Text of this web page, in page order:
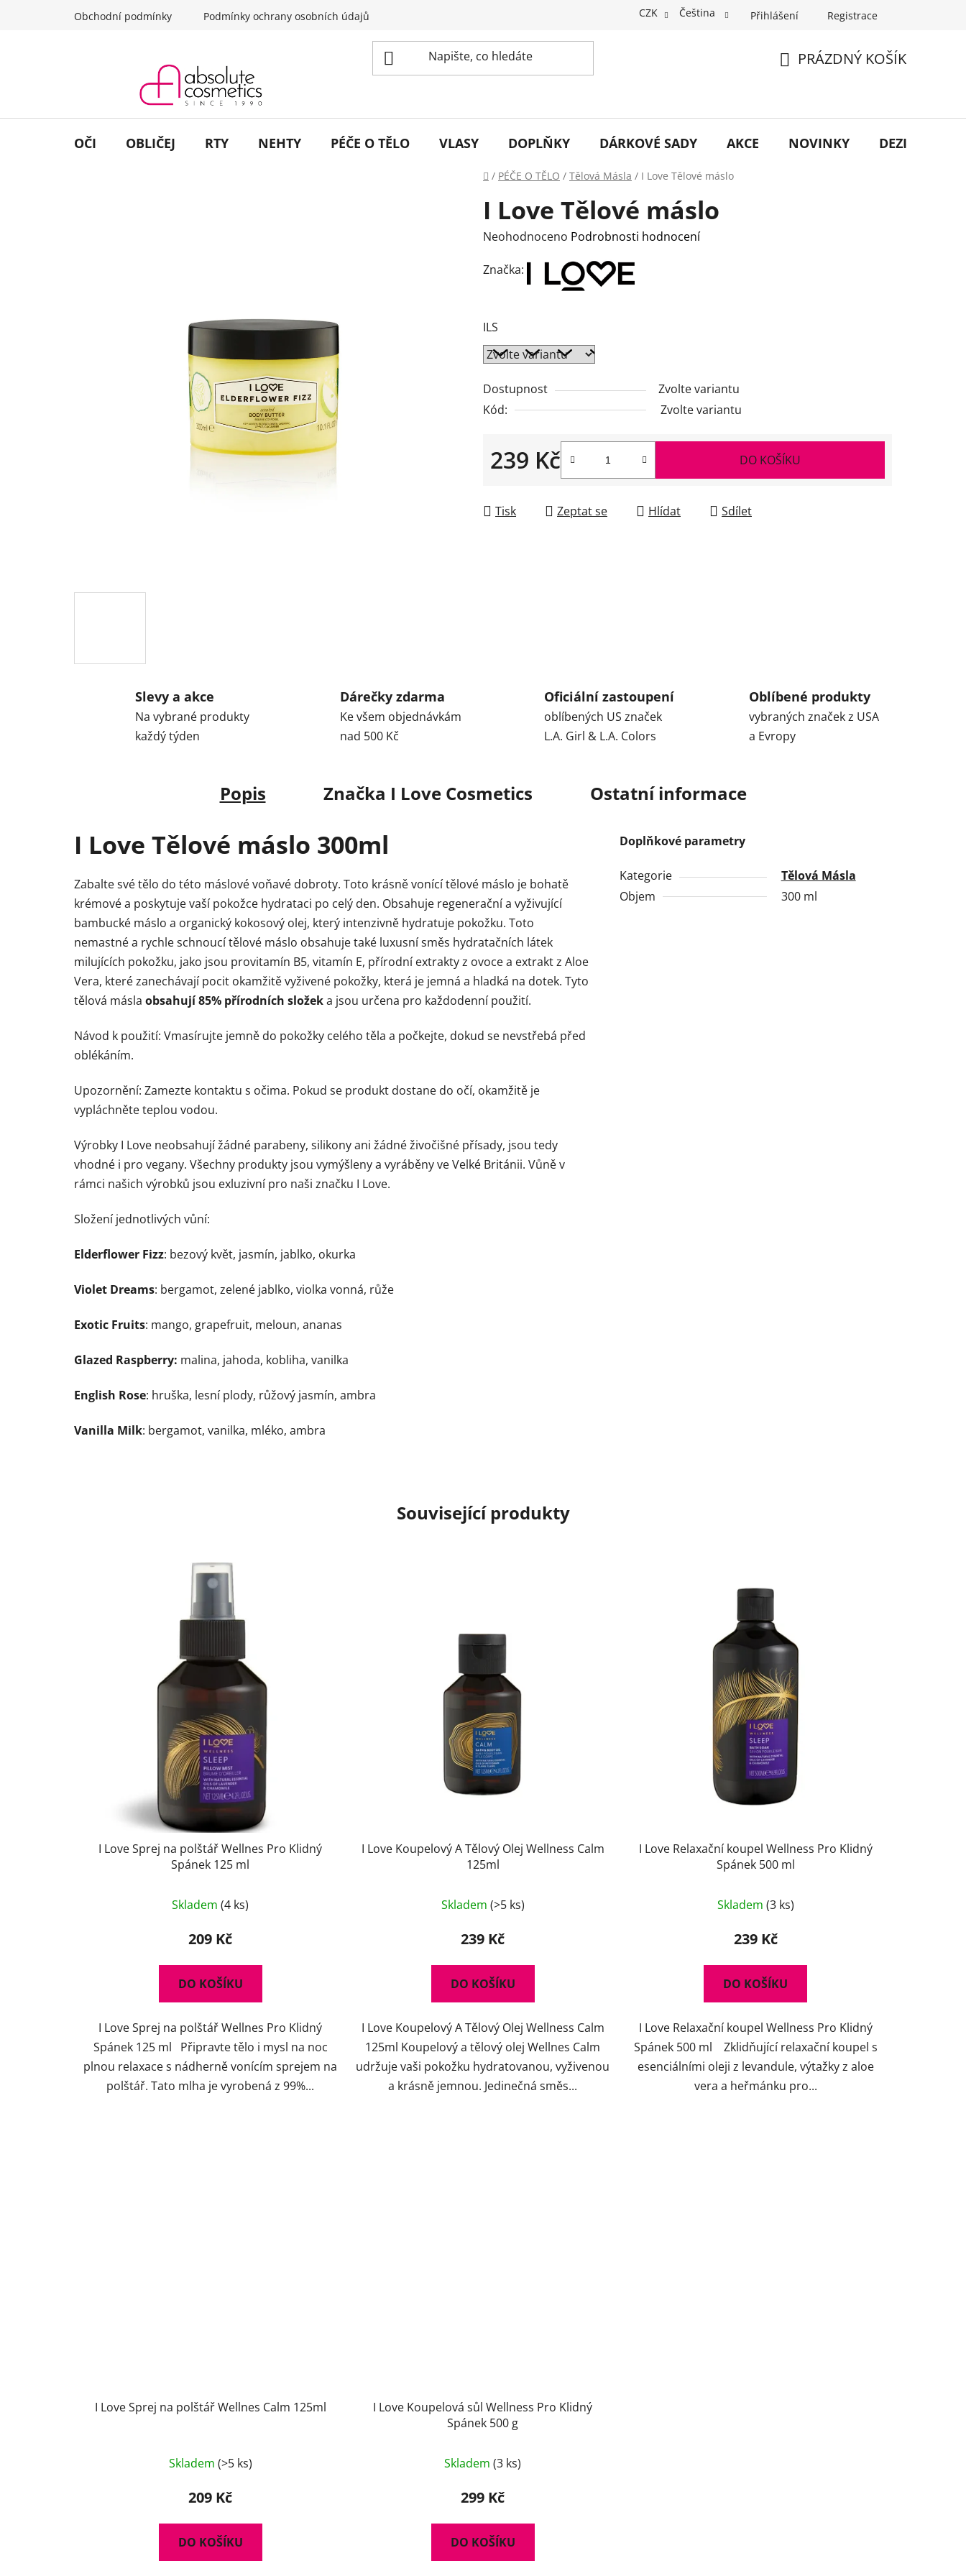
Obchodní podmínky Podmínky ochrany osobních údajů CZK Čeština Přihlášení Registrace
PRÁZDNÝ KOŠÍK
OČI OBLIČEJ RTY NEHTY PÉČE O TĚLO VLASY DOPLŇKY DÁRKOVÉ SADY AKCE NOVINKY DEZINFEKCE
Domů
/ PÉČE O TĚLO / Tělová Másla / I Love Tělové máslo
I Love Tělové máslo
Průměrné
produktu
z
5
Neohodnoceno Podrobnosti hodnocení
Značka:
ILS
Dostupnost
Zvolte variantu
Kód:
Zvolte variantu
239 Kč DO KOŠÍKU
Tisk Zeptat se Hlídat Sdílet
Slevy a akce
Na vybrané produkty
každý týden
Dárečky zdarma
Ke všem objednávkám
nad 500 Kč
Oficiální zastoupení
oblíbených US značek
L.A. Girl & L.A. Colors
Oblíbené produkty
vybraných značek z USA
a Evropy
Popis Značka I Love Cosmetics Ostatní informace
I Love Tělové máslo 300ml
Zabalte své tělo do této máslové voňavé dobroty. Toto krásně vonící tělové máslo je bohatě
krémové a poskytuje vaší pokožce hydrataci po celý den. Obsahuje regenerační a vyživující
bambucké máslo a organický kokosový olej, který intenzivně hydratuje pokožku. Toto
nemastné a rychle schnoucí tělové máslo obsahuje také luxusní směs hydratačních látek
milujících pokožku, jako jsou provitamín B5, vitamín E, přírodní extrakty z ovoce a extrakt z Aloe
Vera, které zanechávají pocit okamžitě vyživené pokožky, která je jemná a hladká na dotek. Tyto
tělová másla obsahují 85% přírodních složeka jsou určena pro každodenní použití.
Návod k použití: Vmasírujte jemně do pokožky celého těla a počkejte, dokud se nevstřebá před
oblékáním.
Upozornění: Zamezte kontaktu s očima. Pokud se produkt dostane do očí, okamžitě je
vypláchněte teplou vodou.
Výrobky I Love neobsahují žádné parabeny, silikony ani žádné živočišné přísady, jsou tedy
vhodné i pro vegany. Všechny produkty jsou vymýšleny a vyráběny ve Velké Británii. Vůně v
rámci našich výrobků jsou exluzivní pro naši značku I Love.
Složení jednotlivých vůní:
Elderflower Fizz: bezový květ, jasmín, jablko, okurka
Violet Dreams: bergamot, zelené jablko, violka vonná, růže
Exotic Fruits: mango, grapefruit, meloun, ananas
Glazed Raspberry: malina, jahoda, kobliha, vanilka
English Rose: hruška, lesní plody, růžový jasmín, ambra
Vanilla Milk: bergamot, vanilka, mléko, ambra
Doplňkové parametry
Kategorie
Tělová Másla
Objem
300 ml
Související produkty
I Love Sprej na polštář Wellnes Pro Klidný
Spánek 125 ml
Skladem(4 ks)
209 Kč
DO KOŠÍKU
I Love Sprej na polštář Wellnes Pro Klidný
Spánek 125 ml Připravte tělo i mysl na noc
plnou relaxace s nádherně vonícím sprejem na
polštář. Tato mlha je vyrobená z 99%...
I Love Koupelový A Tělový Olej Wellness Calm
125ml
Skladem (>5 ks)
239 Kč
DO KOŠÍKU
I Love Koupelový A Tělový Olej Wellness Calm
125ml Koupelový a tělový olej Wellnes Calm
udržuje vaši pokožku hydratovanou, vyživenou
a krásně jemnou. Jedinečná směs...
I Love Relaxační koupel Wellness Pro Klidný
Spánek 500 ml
Skladem (3 ks)
239 Kč
DO KOŠÍKU
I Love Relaxační koupel Wellness Pro Klidný
Spánek 500 ml Zklidňující relaxační koupel s
esenciálními oleji z levandule, výtažky z aloe
vera a heřmánku pro...
I Love Sprej na polštář Wellnes Calm 125ml
Skladem (>5 ks)
209 Kč
DO KOŠÍKU
I Love Koupelová sůl Wellness Pro Klidný
Spánek 500 g
Skladem(3 ks)
299 Kč
DO KOŠÍKU